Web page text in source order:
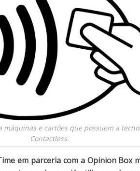
máquinas e cartões que possuem a
Contactless.
em parceria com a Opinion Box